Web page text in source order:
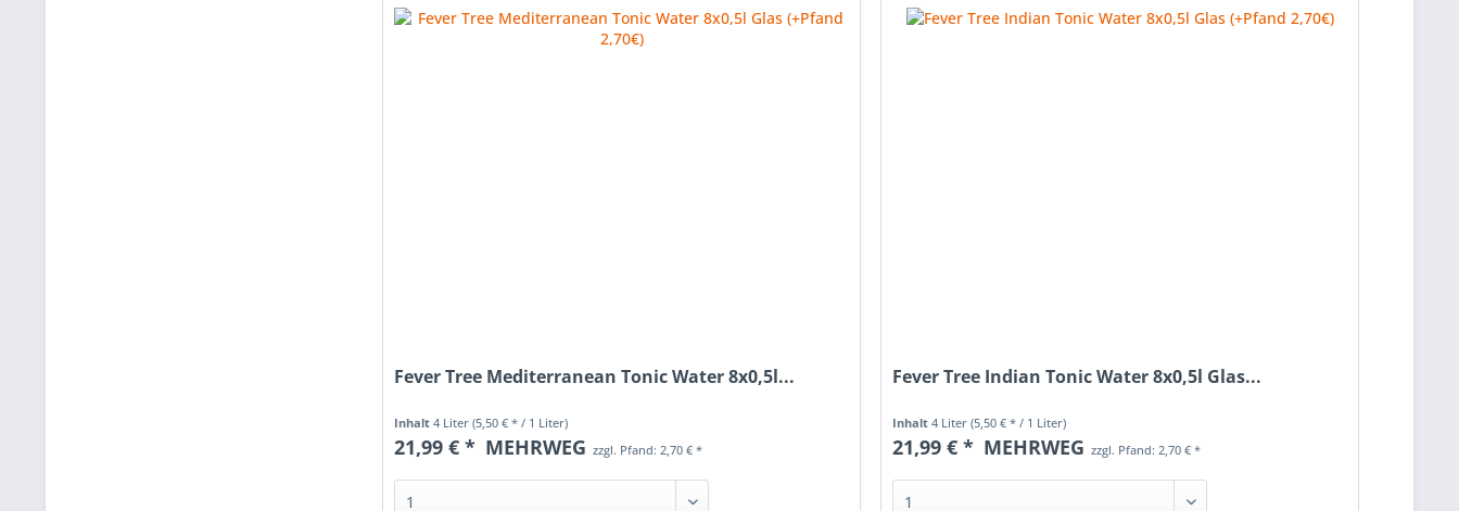
Fever Tree Mediterranean Tonic Water 8x0,5l...
Inhalt4 Liter(5,50 € * / 1 Liter)
21,99 € * MEHRWEG zzgl. Pfand: 2,70 € *
Fever Tree Indian Tonic Water 8x0,5l Glas...
Inhalt4 Liter(5,50 € * / 1 Liter)
21,99 € * MEHRWEG zzgl. Pfand: 2,70 € *